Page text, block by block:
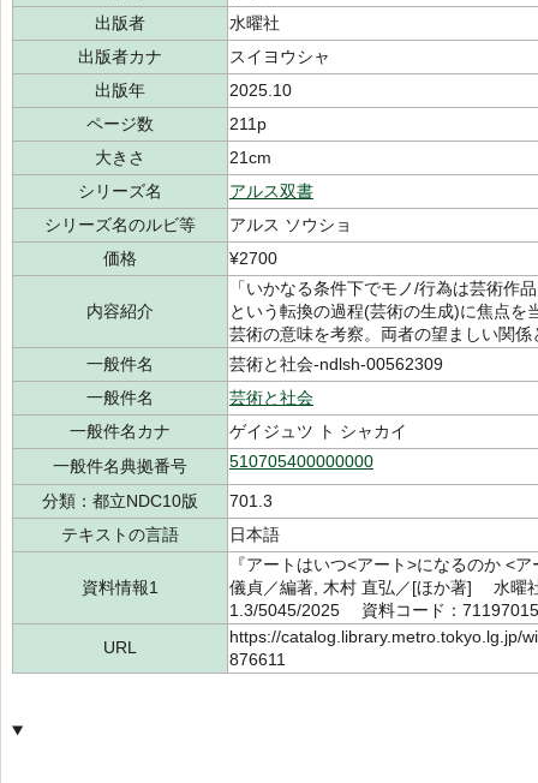
出版者
水曜社
出版者カナ
スイヨウシャ
出版年
2025.10
ページ数
211p
大きさ
21cm
シリーズ名
アルス双書
シリーズ名のルビ等
アルス ソウショ
価格
¥2700
内容紹介
「いかなる条件下でモノ/行為は芸術作
という転換の過程(芸術の生成)に焦点
芸術の意味を考察。両者の望ましい関
一般件名
芸術と社会-ndlsh-00562309
一般件名
芸術と社会
一般件名カナ
ゲイジュツ ト シャカイ
一般件名典拠番号
510705400000000
分類：都立NDC10版
701.3
テキストの言語
日本語
資料情報1
『アートはいつ<アート>になるのか <
儀貞／編著, 木村 直弘／[ほか著] 水
1.3/5045/2025 資料コード：
URL
https://catalog.library.metro.tokyo.lg.jp/
876611